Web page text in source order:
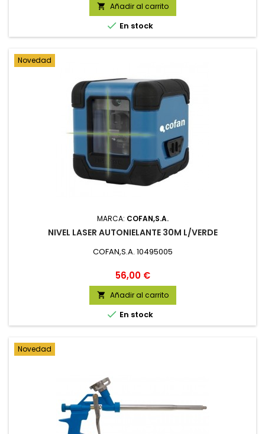
 Añadir al carrito
 En stock
Novedad
MARCA: COFAN,S.A.
NIVEL LASER AUTONIELANTE 30M L/VERDE
COFAN,S.A. 10495005
Precio
56,00 €
 Añadir al carrito
 En stock
Novedad